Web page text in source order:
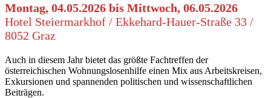
Montag, 04.05.2026 bis Mittwoch, 06.05.2026
Hotel Steiermarkhof / Ekkehard-Hauer-Straße 33 /
8052 Graz
Auch in diesem Jahr bietet das größte Fachtreffen der
österreichischen Wohnungslosenhilfe einen Mix aus Arbeitskreisen,
Exkursionen und spannenden politischen und wissenschaftlichen
Beiträgen.